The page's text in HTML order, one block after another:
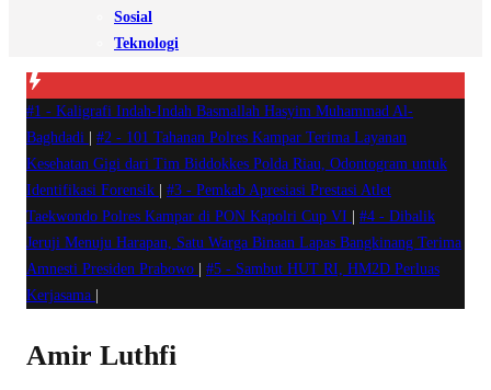
Sosial
Teknologi
#1 - Kaligrafi Indah-Indah Basmallah Hasyim Muhammad Al-
Baghdadi
#2 - 101 Tahanan Polres Kampar Terima Layanan
Kesehatan Gigi dari Tim Biddokkes Polda Riau, Odontogram untuk
Identifikasi Forensik
#3 - Pemkab Apresiasi Prestasi Atlet
Taekwondo Polres Kampar di PON Kapolri Cup VI
#4 - Dibalik
Jeruji Menuju Harapan, Satu Warga Binaan Lapas Bangkinang Terima
Amnesti Presiden Prabowo
#5 - Sambut HUT RI, HM2D Perluas
Kerjasama
Amir Luthfi